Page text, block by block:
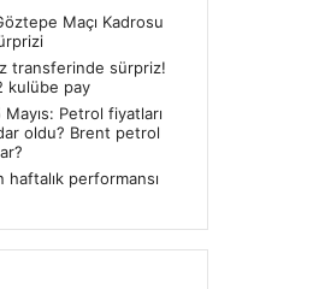
Maçı Kadrosu
transferinde sürpriz!
kulübe pay
Petrol fiyatları
oldu? Brent petrol
haftalık performansı